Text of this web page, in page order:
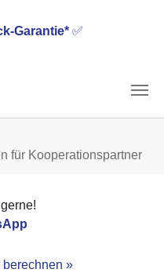
Garantie* ✅
für Kooperationspartner
»